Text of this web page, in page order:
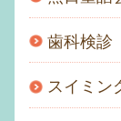
歯科検診
スイミン